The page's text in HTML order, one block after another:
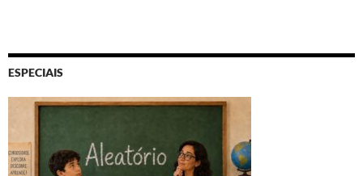
ESPECIAIS